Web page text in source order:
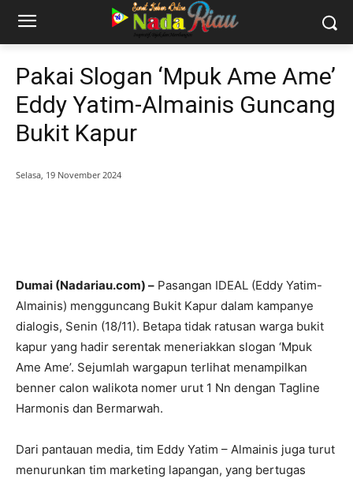
Pakai Slogan ‘Mpuk Ame Ame’
Eddy Yatim-Almainis Guncang
Bukit Kapur
Selasa, 19 November 2024
Dumai (Nadariau.com) – Pasangan IDEAL (Eddy Yatim-
Almainis) mengguncang Bukit Kapur dalam kampanye
dialogis, Senin (18/11). Betapa tidak ratusan warga bukit
kapur yang hadir serentak meneriakkan slogan ‘Mpuk
Ame Ame’. Sejumlah wargapun terlihat menampilkan
benner calon walikota nomer urut 1 Nn dengan Tagline
Harmonis dan Bermarwah.
Dari pantauan media, tim Eddy Yatim – Almainis juga turut
menurunkan tim marketing lapangan, yang bertugas